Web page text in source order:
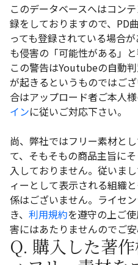
このデータベースへはコン
録をしておりますので、PD
っても登録されている場合
も侵害の「可能性がある」
この警告はYoutubeの自動
が起きるというものではご
合はアップロード者ご本人
インに従いご対応下さい。
尚、弊社ではフリー素材と
て、そもそもの商品主旨に
入しておりません。従いま
ィーとして表示される組織
係はございません。ライセ
き、 利用規約を遵守の上ご
害にはあたりませんのでご安
Q. 購入した著